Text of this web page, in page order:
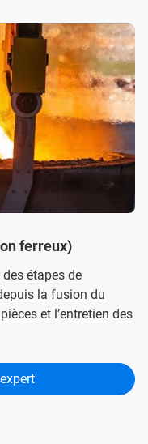
ferreux)
étapes de
la fusion du
et l’entretien des